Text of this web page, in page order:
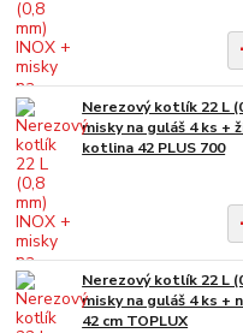
Nerezový kotlík 22 L
misky na guláš 4 ks +
kotlina 42 PLUS 700
Nerezový kotlík 22 L
misky na guláš 4 ks +
42 cm TOPLUX